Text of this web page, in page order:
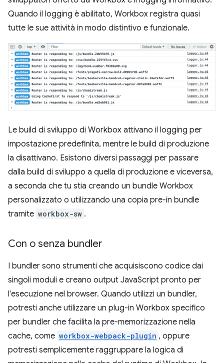
Quando il logging è abilitato, Workbox registra quasi
tutte le sue attività in modo distintivo e funzionale.
Le build di sviluppo di Workbox attivano il logging per
impostazione predefinita, mentre le build di produzione
la disattivano. Esistono diversi passaggi per passare
dalla build di sviluppo a quella di produzione e viceversa,
a seconda che tu stia creando un bundle Workbox
personalizzato o utilizzando una copia pre-in bundle
tramite workbox-sw .
Con o senza bundler
I bundler sono strumenti che acquisiscono codice dai
singoli moduli e creano output JavaScript pronto per
l'esecuzione nel browser. Quando utilizzi un bundler,
potresti anche utilizzare un plug-in Workbox specifico
per bundler che facilita la pre-memorizzazione nella
cache, come workbox-webpack-plugin , oppure
potresti semplicemente raggruppare la logica di